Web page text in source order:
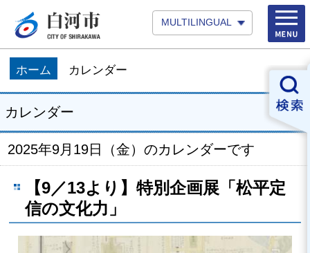
MULTILINGUAL
ホーム カレンダー
カレンダー
2025年9月19日（金）のカレンダーです
【9／13より】特別企画展「松平定
信の文化力」